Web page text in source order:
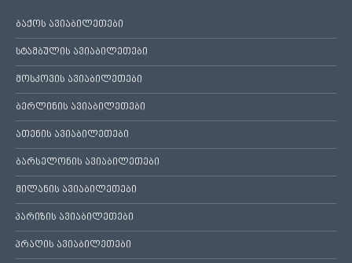
ბაქოს ავიაბილეთები
სტამბულის ავიაბილეთები
მოსკოვის ავიაბილეთები
ბერლინის ავიაბილეთები
ათენის ავიაბილეთები
ბარსელონის ავიაბილეთები
მილანის ავიაბილეთები
პარიზის ავიაბილეთები
პრაღის ავიაბილეთები